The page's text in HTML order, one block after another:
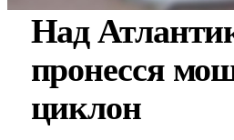
Над
пронесся
циклон